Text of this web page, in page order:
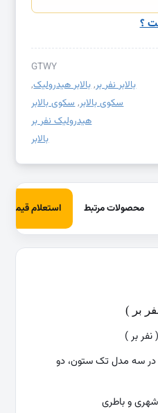
؟
GTWY
بالابر نفر بر,بالابر هیدرولیک,
سکوی بالابر,سکوی بالابر
هیدرولیک نفر بر
بالابر
محصولات مرتبط استعلام قیمت
بر )
بر )
سه مدل تک ستون، دو
شهری و باطری